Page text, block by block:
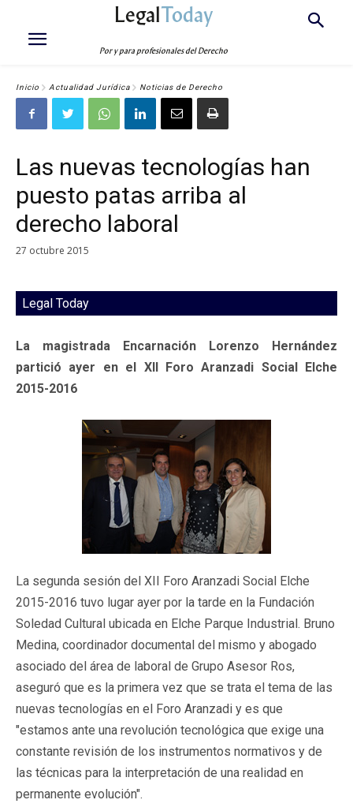
LegalToday
Por y para profesionales del Derecho
Inicio Actualidad Jurídica Noticias de Derecho
Las nuevas tecnologías han
puesto patas arriba al
derecho laboral
27 octubre 2015
Legal Today
La magistrada Encarnación Lorenzo Hernández
partició ayer en el XII Foro Aranzadi Social Elche
2015-2016
La segunda sesión del XII Foro Aranzadi Social Elche
2015-2016 tuvo lugar ayer por la tarde en la Fundación
Soledad Cultural ubicada en Elche Parque Industrial. Bruno
Medina, coordinador documental del mismo y abogado
asociado del área de laboral de Grupo Asesor Ros,
aseguró que es la primera vez que se trata el tema de las
nuevas tecnologías en el Foro Aranzadi y es que
"estamos ante una revolución tecnológica que exige una
constante revisión de los instrumentos normativos y de
las técnicas para la interpretación de una realidad en
permanente evolución".